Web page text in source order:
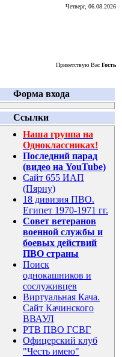
Четверг, 06.08.2026
Приветствую Вас Гость
Форма входа
Ссылки
Наша группа на
Одноклассниках!
Последний парад
(видео на YouTube)
Сайт 655 ИАП
(Пярну)
18 дивизия ПВО.
Египет 1970-1971 гг.
Совет ветеранов
военной службы и
боевых действий
ПВО страны
Поиск
однокашников и
сослуживцев
Виртуальная Кача.
Сайт Качинского
ВВАУЛ
РТВ ПВО ГСВГ
Офицерский клуб
"Честь имею"